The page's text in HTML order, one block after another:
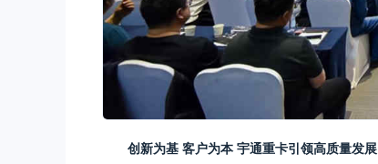
创新为基 客户为本 宇通重卡引领高质量发展